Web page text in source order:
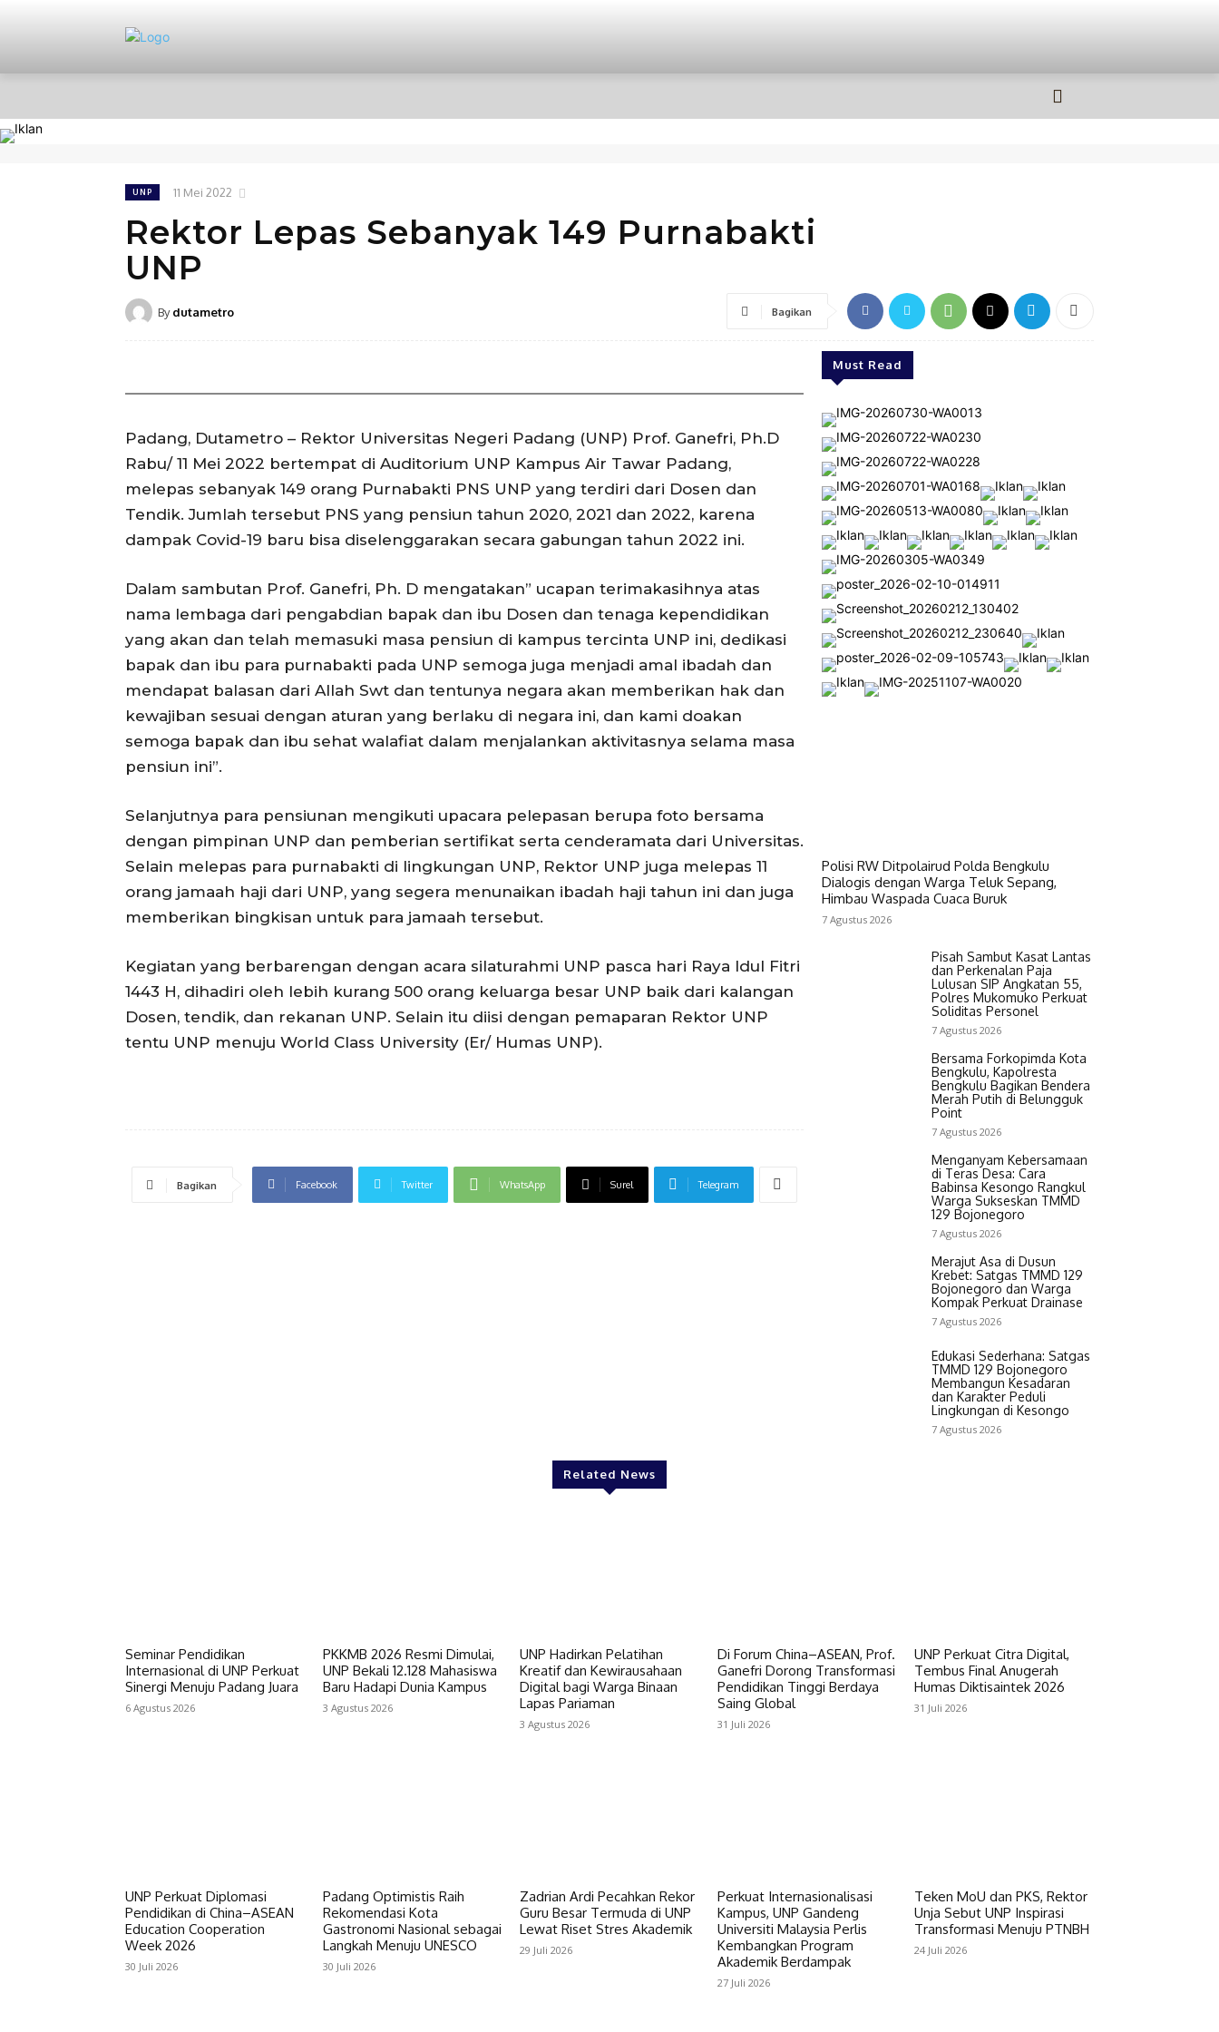
UNP 11 Mei 2022
Rektor Lepas Sebanyak 149 Purnabakti
UNP
By dutametro Bagikan
Padang, Dutametro – Rektor Universitas Negeri Padang (UNP) Prof. Ganefri, Ph.D
Rabu/ 11 Mei 2022 bertempat di Auditorium UNP Kampus Air Tawar Padang,
melepas sebanyak 149 orang Purnabakti PNS UNP yang terdiri dari Dosen dan
Tendik. Jumlah tersebut PNS yang pensiun tahun 2020, 2021 dan 2022, karena
dampak Covid-19 baru bisa diselenggarakan secara gabungan tahun 2022 ini.
Dalam sambutan Prof. Ganefri, Ph. D mengatakan” ucapan terimakasihnya atas
nama lembaga dari pengabdian bapak dan ibu Dosen dan tenaga kependidikan
yang akan dan telah memasuki masa pensiun di kampus tercinta UNP ini, dedikasi
bapak dan ibu para purnabakti pada UNP semoga juga menjadi amal ibadah dan
mendapat balasan dari Allah Swt dan tentunya negara akan memberikan hak dan
kewajiban sesuai dengan aturan yang berlaku di negara ini, dan kami doakan
semoga bapak dan ibu sehat walafiat dalam menjalankan aktivitasnya selama masa
pensiun ini”.
Selanjutnya para pensiunan mengikuti upacara pelepasan berupa foto bersama
dengan pimpinan UNP dan pemberian sertifikat serta cenderamata dari Universitas.
Selain melepas para purnabakti di lingkungan UNP, Rektor UNP juga melepas 11
orang jamaah haji dari UNP, yang segera menunaikan ibadah haji tahun ini dan juga
memberikan bingkisan untuk para jamaah tersebut.
Kegiatan yang berbarengan dengan acara silaturahmi UNP pasca hari Raya Idul Fitri
1443 H, dihadiri oleh lebih kurang 500 orang keluarga besar UNP baik dari kalangan
Dosen, tendik, dan rekanan UNP. Selain itu diisi dengan pemaparan Rektor UNP
tentu UNP menuju World Class University (Er/ Humas UNP).
Bagikan Facebook Twitter WhatsApp Surel Telegram
Must Read
Polisi RW Ditpolairud Polda Bengkulu
Dialogis dengan Warga Teluk Sepang,
Himbau Waspada Cuaca Buruk
7 Agustus 2026
Pisah Sambut Kasat Lantas
dan Perkenalan Paja
Lulusan SIP Angkatan 55,
Polres Mukomuko Perkuat
Soliditas Personel
7 Agustus 2026
Bersama Forkopimda Kota
Bengkulu, Kapolresta
Bengkulu Bagikan Bendera
Merah Putih di Belungguk
Point
7 Agustus 2026
Menganyam Kebersamaan
di Teras Desa: Cara
Babinsa Kesongo Rangkul
Warga Sukseskan TMMD
129 Bojonegoro
7 Agustus 2026
Merajut Asa di Dusun
Krebet: Satgas TMMD 129
Bojonegoro dan Warga
Kompak Perkuat Drainase
7 Agustus 2026
Edukasi Sederhana: Satgas
TMMD 129 Bojonegoro
Membangun Kesadaran
dan Karakter Peduli
Lingkungan di Kesongo
7 Agustus 2026
Related News
Seminar Pendidikan
Internasional di UNP Perkuat
Sinergi Menuju Padang Juara
6 Agustus 2026
PKKMB 2026 Resmi Dimulai,
UNP Bekali 12.128 Mahasiswa
Baru Hadapi Dunia Kampus
3 Agustus 2026
UNP Hadirkan Pelatihan
Kreatif dan Kewirausahaan
Digital bagi Warga Binaan
Lapas Pariaman
3 Agustus 2026
Di Forum China–ASEAN, Prof.
Ganefri Dorong Transformasi
Pendidikan Tinggi Berdaya
Saing Global
31 Juli 2026
UNP Perkuat Citra Digital,
Tembus Final Anugerah
Humas Diktisaintek 2026
31 Juli 2026
UNP Perkuat Diplomasi
Pendidikan di China–ASEAN
Education Cooperation
Week 2026
30 Juli 2026
Padang Optimistis Raih
Rekomendasi Kota
Gastronomi Nasional sebagai
Langkah Menuju UNESCO
30 Juli 2026
Zadrian Ardi Pecahkan Rekor
Guru Besar Termuda di UNP
Lewat Riset Stres Akademik
29 Juli 2026
Perkuat Internasionalisasi
Kampus, UNP Gandeng
Universiti Malaysia Perlis
Kembangkan Program
Akademik Berdampak
27 Juli 2026
Teken MoU dan PKS, Rektor
Unja Sebut UNP Inspirasi
Transformasi Menuju PTNBH
24 Juli 2026